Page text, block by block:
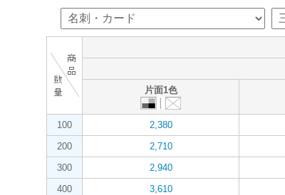
片面1色
100 2,380
200
2,710
300
2,940
400
3,610